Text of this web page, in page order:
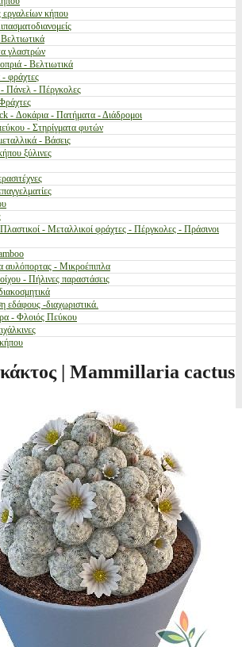
κήπου
γλαστρών
- Βελτιωτικά
- φράχτες
Πάνελ - Πέργκολες
- Δοκάρια - Πατήματα - Διάδρομοι
- Στηρίγματα φυτών
- Βάσεις
ξύλινες
- Μεταλλικοί φράχτες - Πέργκολες - Πράσινοι
αυλόπορτας - Μικροέπιπλα
- Πήλινες παραστάσεις
εδάφους -διαχωριστικά.
- Φλοιός Πεύκου
| Mammillaria cactus